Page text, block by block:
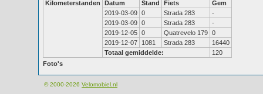
Kilometerstanden
Datum Stand Fiets
Gem
2019-03-09 0 Strada 283
-
2019-03-09 0 Strada 283
-
2019-12-05 0 Quatrevelo 179 0
2019-12-07
1081 Strada 283
16440
Totaal gemiddelde:
120
Foto's
© 2000-2026 Velomobiel.nl